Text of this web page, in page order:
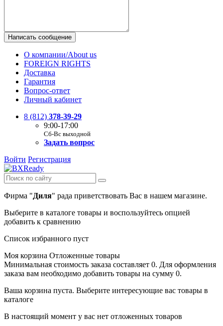
Написать сообщение
О компании/About us
FOREIGN RIGHTS
Доставка
Гарантия
Вопрос-ответ
Личный кабинет
8 (812) 378-39-29
9:00-17:00
Сб-Вс выходной
Задать вопрос
Войти Регистрация
Фирма "Диля" рада приветствовать Вас в нашем магазине.
Выберите в каталоге товары и воспользуйтесь опцией
добавить к сравнению
Список избранного пуст
Моя корзина Отложенные товары
Минимальная стоимость заказа составляет 0. Для оформления
заказа вам необходимо добавить товары на сумму 0.
Ваша корзина пуста. Выберите интересующие вас товары в
каталоге
В настоящий момент у вас нет отложенных товаров